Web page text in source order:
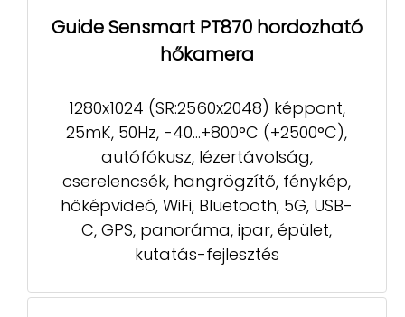
Guide Sensmart PT870 hordozható
hőkamera
1280x1024 (SR:2560x2048) képpont,
25mK, 50Hz, -40...+800°C (+2500°C),
autófókusz, lézertávolság,
cserelencsék, hangrögzítő, fénykép,
hőképvideó, WiFi, Bluetooth, 5G, USB-
C, GPS, panoráma, ipar, épület,
kutatás-fejlesztés